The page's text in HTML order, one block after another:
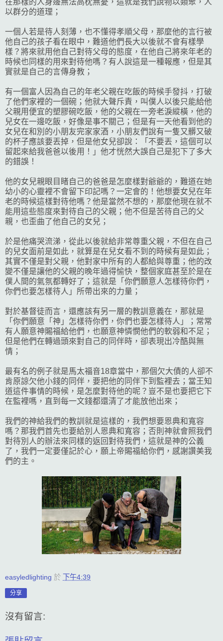
以群分的道理；
一個人若是待人刻薄，也不懂得孝順父母，那麼他的言行被
他自己的孩子看在眼中，難道他們長大以後就不會有樣學
樣？將來就用他自己對待父母的態度，在他自己將來年老的
時候也同樣的用來對待他嗎？有人說這是一種報應，但是其
實就是自己的言傳身教；
有一個富人因為自己的年老父親在吃飯的時候手發抖，打破
了他們家裡的一個碗；他就大聲斥責，叫僕人以後只能給他
父親用便宜的塑膠碗吃飯，他的父親在一旁老淚縱橫，他的
兒女在一邊吃飯，好像是事不關己；但是有一天他看到他的
女兒在和別的小朋友完家家酒，小朋友們說有一隻又髒又破
的杯子應該要丟掉，但是他女兒卻說：「不要丟，這個可以
留起來給我爸爸以後用！」他才恍然大誤自己是犯下了多大
的錯誤！
他的女兒親眼目睹自己的爸爸是怎麼樣對爺爺的，難道在她
幼小的心靈裡不會留下印記嗎？一定會的！他想要女兒在年
老的時候這樣對待他嗎？他是當然不想的，那麼他現在就不
能用這些態度來對待自己的父親；他不但是苦待自己的父
親，也歪曲了他自己的女兒；
於是他痛哭流涕，從此以後就給非常尊重父親，不但在自己
的兒女面前是如此，就算是在兒女看不到的時候有是如此；
其實不僅是對父親，他對家中所有的人都給與尊重；他的改
變不僅是讓他的父親的晚年過得愉快，整個家庭甚至於是在
僕人間的氣氛都轉好了；這就是「你們願意人怎樣待你們，
你們也要怎樣待人」所帶出來的力量；
對於基督徒而言，還應該有另一層的教訓意義在，那就是
「你們願意「神」怎樣待你們，你們也要怎樣待人」；常常
有人願意神賜福給他們，也願意神憐憫他們的軟弱和不足；
但是他們在轉過頭來對自己的同伴時，卻表現出冷酷與無
情；
最有名的例子就是馬太福音18章當中，那個欠大債的人卻不
肯原諒欠他小錢的同伴，要把他的同伴下到監裡去；當王知
道這件事情的時候，是怎麼對待他的呢？豈不是也要把它下
在監裡嗎，直到每一文錢都還清了才能放他出來；
我們的神給我們的教訓就是這樣的，我們想要恩典和寬容
嗎？那我們首先也要給別人恩典和寬容；否則神就會照我們
對待別人的辦法來同樣的返回對待我們，這就是神的公義
了，我們一定要僅記於心，願上帝賜福給你們，感謝讚美我
們的主。
easyledlighting 於 下午4:39
分享
沒有留言: